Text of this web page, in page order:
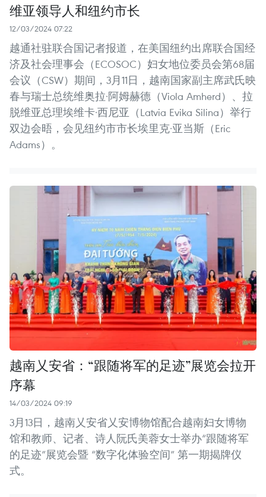
维亚领导人和纽约市长
12/03/2024 07:22
越通社驻联合国记者报道，在美国纽约出席联合国经
济及社会理事会（ECOSOC）妇女地位委员会第68届
会议（CSW）期间，3月11日，越南国家副主席武氏映
春与瑞士总统维奥拉·阿姆赫德（Viola Amherd）、拉
脱维亚总理埃维卡·西尼亚（Latvia Evika Silina）举行
双边会晤，会见纽约市市长埃里克·亚当斯（Eric
Adams）。
越南乂安省：“跟随将军的足迹”展览会拉开
序幕
14/03/2024 09:19
3月13日，越南乂安省乂安博物馆配合越南妇女博物
馆和教师、记者、诗人阮氏美蓉女士举办“跟随将军
的足迹”展览会暨 “数字化体验空间” 第一期揭牌仪
式。